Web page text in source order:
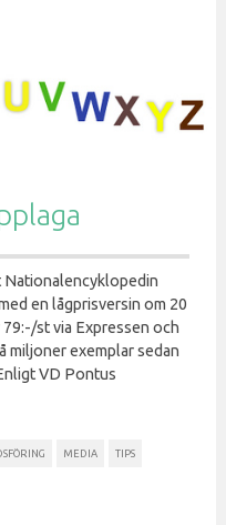
en lågprisversin om 20
st via Expressen och
miljoner exemplar sedan
VD Pontus
MEDIA TIPS